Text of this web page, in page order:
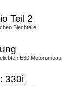
Teil 2
Blechteile
E30 Motorumbau
330i